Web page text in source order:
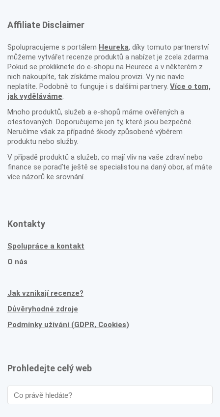
Affiliate Disclaimer
Spolupracujeme s portálem Heureka, díky tomuto partnerství
můžeme vytvářet recenze produktů a nabízet je zcela zdarma.
Pokud se prokliknete do e-shopu na Heurece a v některém z
nich nakoupíte, tak získáme malou provizi. Vy nic navíc
neplatíte. Podobně to funguje i s dalšími partnery. Více o tom,
jak vyděláváme.
Mnoho produktů, služeb a e-shopů máme ověřených a
otestovaných. Doporučujeme jen ty, které jsou bezpečné.
Neručíme však za případné škody způsobené výběrem
produktu nebo služby.
V případě produktů a služeb, co mají vliv na vaše zdraví nebo
finance se poraďte ještě se specialistou na daný obor, ať máte
více názorů ke srovnání.
Kontakty
Spolupráce a kontakt
O nás
Jak vznikají recenze?
Důvěryhodné zdroje
Podmínky užívání (GDPR, Cookies)
Prohledejte celý web